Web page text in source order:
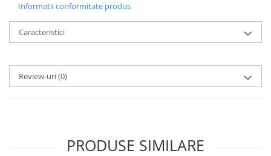
Informatii conformitate produs
Caracteristici
Review-uri(0)
PRODUSE SIMILARE